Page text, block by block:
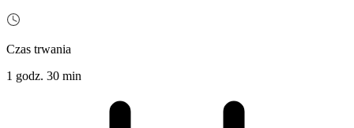
Czas trwania
1 godz. 30 min